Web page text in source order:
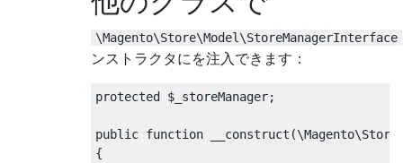
\Magento\Store\Model\StoreManagerInterface
ンストラクタにを注入できます：
protected $_storeManager;
public function __construct (
{